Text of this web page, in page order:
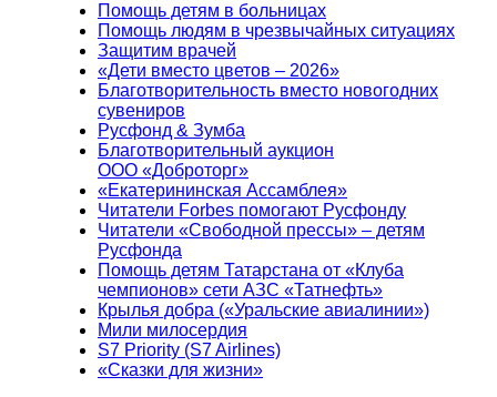
Помощь детям в больницах
Помощь людям в чрезвычайных ситуациях
Защитим врачей
«Дети вместо цветов – 2026»
Благотворительность вместо новогодних
сувениров
Русфонд & Зумба
Благотворительный аукцион
ООО «Доброторг»
«Екатерининская Ассамблея»
Читатели Forbes помогают Русфонду
Читатели «Свободной прессы» – детям
Русфонда
Помощь детям Татарстана от «Клуба
чемпионов» сети АЗС «Татнефть»
Крылья добра («Уральские авиалинии»)
Мили милосердия
S7 Priority (S7 Airlines)
«Сказки для жизни»